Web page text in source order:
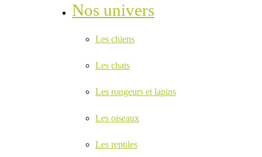
Nos univers
Les chiens
Les chats
Les rongeurs et lapins
Les oiseaux
Les reptiles